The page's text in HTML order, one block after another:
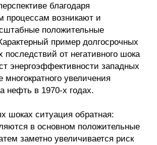
благодаря
процессам возникают и
положительные
пример долгосрочных
последствий от негативного шока
энергоэффективности западных
многократного увеличения
нефть в 1970-х годах.
шоках ситуация обратная:
в основном положительные
заметно увеличивается риск